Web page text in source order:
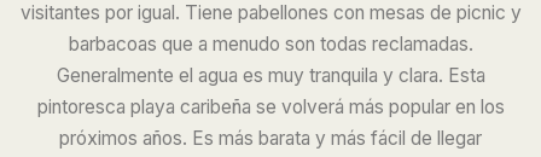
visitantes por igual. Tiene pabellones con mesas de picnic y
barbacoas que a menudo son todas reclamadas.
Generalmente el agua es muy tranquila y clara. Esta
pintoresca playa caribeña se volverá más popular en los
próximos años. Es más barata y más fácil de llegar